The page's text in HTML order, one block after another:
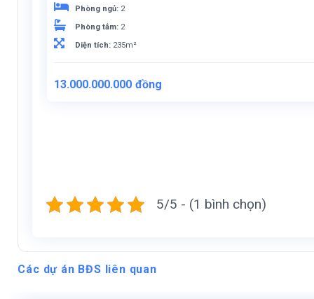
Phòng ngủ: 2
Phòng tắm: 2
Diện tích: 235m²
13.000.000.000 đồng
5/5 - (1 bình chọn)
Các dự án BĐS liên quan